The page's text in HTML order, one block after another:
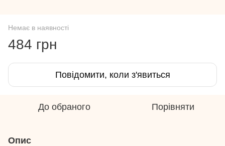
Немає в наявності
484 грн
Повідомити, коли з'явиться
До обраного Порівняти
Опис